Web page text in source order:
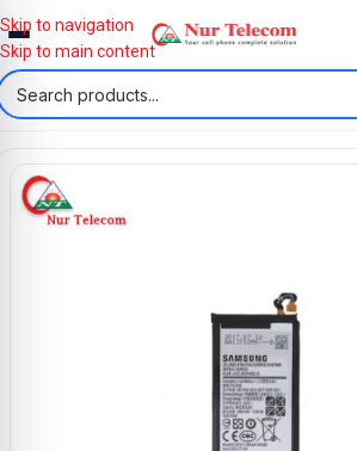
Skip to navigation
Skip to main content